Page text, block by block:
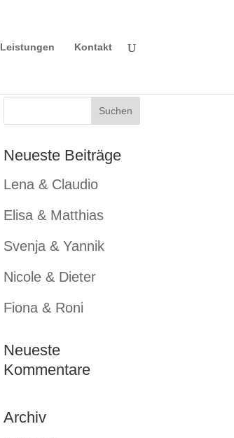
Leistungen Kontakt
Neueste Beiträge
Lena & Claudio
Elisa & Matthias
Svenja & Yannik
Nicole & Dieter
Fiona & Roni
Neueste
Kommentare
Archiv